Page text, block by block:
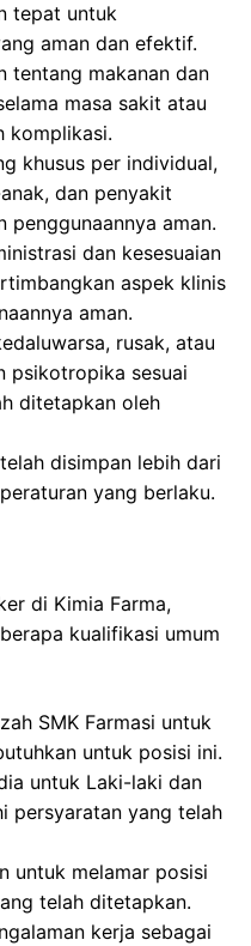
tepat untuk
aman dan efektif.
tentang makanan dan
masa sakit atau
komplikasi.
khusus per individual,
dan penyakit
aman.
dan kesesuaian
aspek klinis
aman.
rusak, atau
psikotropika sesuai
ditetapkan oleh
disimpan lebih dari
yang berlaku.
di Kimia Farma,
kualifikasi umum
SMK Farmasi untuk
untuk posisi ini.
untuk Laki-laki dan
persyaratan yang telah
untuk melamar posisi
telah ditetapkan.
kerja sebagai